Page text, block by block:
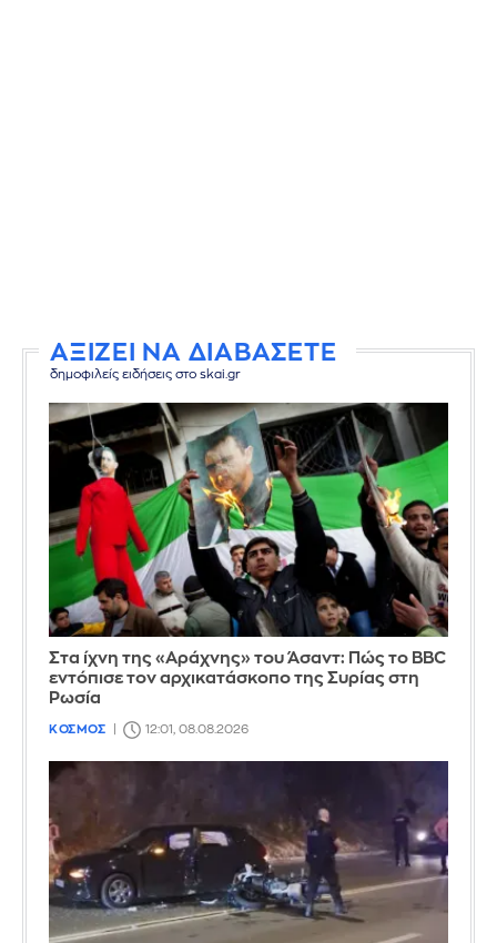
ΑΞΙΖΕΙ ΝΑ ΔΙΑΒΑΣΕΤΕ
δημοφιλείς ειδήσεις στο skai.gr
Στα ίχνη της «Αράχνης» του Άσαντ: Πώς το BBC
εντόπισε τον αρχικατάσκοπο της Συρίας στη
Ρωσία
ΚΟΣΜΟΣ 12:01, 08.08.2026